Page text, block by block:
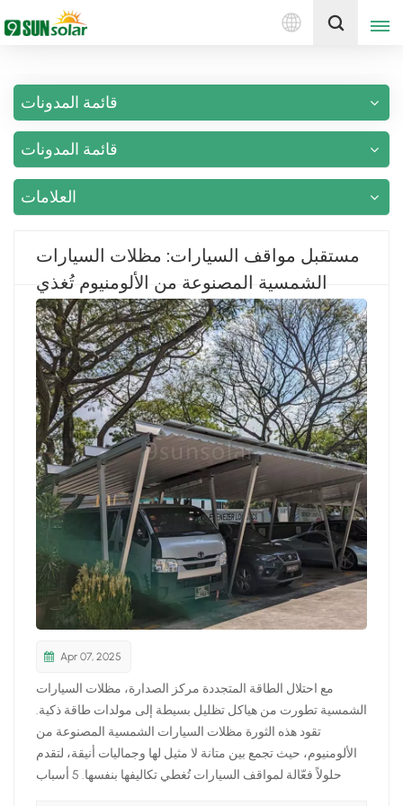
العربية
español
português
Nederlands
العربية
日本語
한국의
إقتبس
قائمة المدونات
قائمة المدونات
العلامات
مستقبل مواقف السيارات: مظلات السيارات
الشمسية المصنوعة من الألومنيوم تُغذي
حياتك
Apr 07, 2025
مع احتلال الطاقة المتجددة مركز الصدارة، مظلات السيارات
الشمسية تطورت من هياكل تظليل بسيطة إلى مولدات طاقة ذكية.
تقود هذه الثورة مظلات السيارات الشمسية المصنوعة من
الألومنيوم، حيث تجمع بين متانة لا مثيل لها وجماليات أنيقة، لتقدم
حلولاً فعّالة لمواقف السيارات تُغطي تكاليفها بنفسها. 5 أسباب